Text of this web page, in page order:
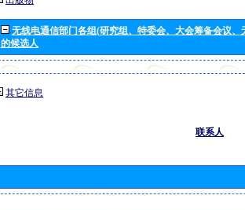
无线电通信部门各组(研究组、特委会、大会筹备会议
的候选人
其它信息
联系人